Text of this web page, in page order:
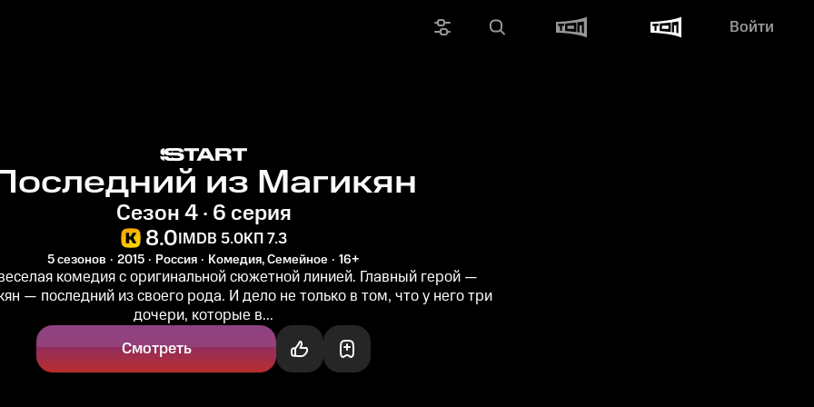
Войти
из Магикян
Сезон 4 · 6 серия
8.0IMDB 5.0КП 7.3
5 сезонов 2015 Россия Комедия, Семейное 16+
комедия с оригинальной сюжетной линией. Главный герой —
— последний из своего рода. И дело не только в том, что у него три
дочери, которые в...
Смотреть